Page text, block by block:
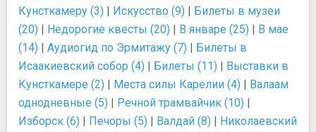
Кунсткамеру (3) | Искусство (9) | Билеты в музеи
(20) | Недорогие квесты (20) | В январе (25) | В мае
(14) | Аудиогид по Эрмитажу (7) | Билеты в
Исаакиевский собор (4) | Билеты (11) | Выставки в
Кунсткамере (2) | Места силы Карелии (4) | Валаам
однодневные (5) | Речной трамвайчик (10) |
Изборск (6) | Печоры (5) | Валдай (8) | Николаевский